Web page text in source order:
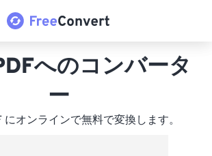
へのコンバータ
ー
にオンラインで無料で変換します。